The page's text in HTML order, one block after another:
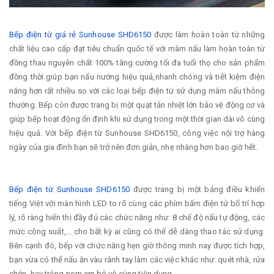
Bếp điện từ giá rẻ Sunhouse SHD6150 được làm hoàn toàn từ những
chất liệu cao cấp đạt tiêu chuẩn quốc tế với mâm nấu làm hoàn toàn từ
đồng thau nguyên chất 100% tăng cường tối đa tuổi thọ cho sản phẩm
đồng thời giúp bạn nấu nướng hiệu quả,nhanh chóng và tiết kiệm điện
năng hơn rất nhiều so với các loại bếp điện từ sử dụng mâm nấu thông
thường. Bếp còn được trang bị một quạt tản nhiệt lớn bảo vệ động cơ và
giúp bếp hoạt động ổn định khi sử dụng trong một thời gian dài vô cùng
hiệu quả. Với bếp điện từ Sunhouse SHD6150, công việc nội trợ hàng
ngày của gia đình bạn sẽ trở nên đơn giản, nhẹ nhàng hơn bao giờ hết.
Bếp điện từ Sunhouse SHD6150được trang bị một bảng điều khiển
tiếng Việt với màn hình LED to rõ cùng các phím bấm điện tử bố trí hợp
lý, rõ ràng hiển thị đầy đủ các chức năng như: 8 chế độ nấu tự động, các
mức công suất,... cho bất kỳ ai cũng có thể dễ dàng thao tác sử dụng.
Bên cạnh đó, bếp với chức năng hẹn giờ thông minh nay được tích hợp,
bạn vừa có thể nấu ăn vàu rảnh tay làm các việc khác như: quét nhà, rửa